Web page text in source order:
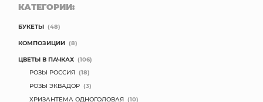
КАТЕГОРИИ:
БУКЕТЫ (48)
КОМПОЗИЦИИ (8)
ЦВЕТЫ В ПАЧКАХ (106)
РОЗЫ РОССИЯ (18)
РОЗЫ ЭКВАДОР (3)
ХРИЗАНТЕМА ОДНОГОЛОВАЯ (10)